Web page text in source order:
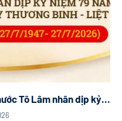
Tô Lâm nhân dịp kỷ...